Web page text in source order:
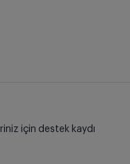
için destek kaydı